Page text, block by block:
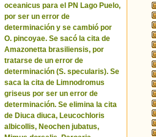
oceanicus para el PN Lago Puelo,
por ser un error de
determinación y se cambió por
O. pincoyae. Se sacó la cita de
Amazonetta brasiliensis, por
tratarse de un error de
determinación (S. specularis). Se
saca la cita de Limnodromus
griseus por ser un error de
determinación. Se elimina la cita
de Diuca diuca, Leucochloris
albicollis, Neochen jubatus,